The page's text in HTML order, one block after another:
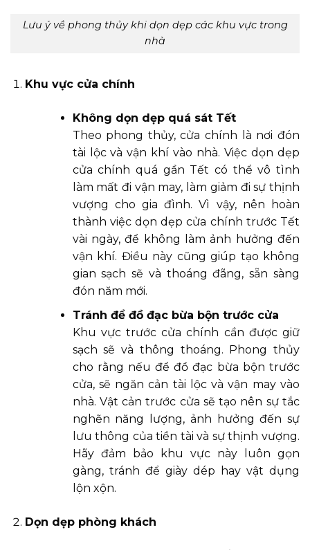
Lưu ý về phong thủy khi dọn dẹp các khu vực trong
nhà
Khu vực cửa chính
Không dọn dẹp quá sát Tết
Theo phong thủy, cửa chính là nơi đón
tài lộc và vận khí vào nhà. Việc dọn dẹp
cửa chính quá gần Tết có thể vô tình
làm mất đi vận may, làm giảm đi sự thịnh
vượng cho gia đình. Vì vậy, nên hoàn
thành việc dọn dẹp cửa chính trước Tết
vài ngày, để không làm ảnh hưởng đến
vận khí. Điều này cũng giúp tạo không
gian sạch sẽ và thoáng đãng, sẵn sàng
đón năm mới.
Tránh để đồ đạc bừa bộn trước cửa
Khu vực trước cửa chính cần được giữ
sạch sẽ và thông thoáng. Phong thủy
cho rằng nếu để đồ đạc bừa bộn trước
cửa, sẽ ngăn cản tài lộc và vận may vào
nhà. Vật cản trước cửa sẽ tạo nên sự tắc
nghẽn năng lượng, ảnh hưởng đến sự
lưu thông của tiền tài và sự thịnh vượng.
Hãy đảm bảo khu vực này luôn gọn
gàng, tránh để giày dép hay vật dụng
lộn xộn.
Dọn dẹp phòng khách